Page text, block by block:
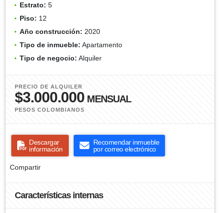
Estrato: 5
Piso: 12
Año construcción: 2020
Tipo de inmueble: Apartamento
Tipo de negocio: Alquiler
PRECIO DE ALQUILER
$3.000.000 MENSUAL
PESOS COLOMBIANOS
Descargar
información
Recomendar inmueble
por correo electrónico
Compartir
Características internas